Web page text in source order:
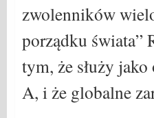
zwolenników
porządku świata”
tym, że służy
A, i że globalne